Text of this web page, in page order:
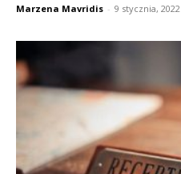
Marzena Mavridis - 9 stycznia, 2022